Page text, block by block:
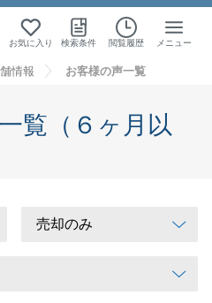
お気に入り 検索条件 閲覧履歴 メニュー
情報 お客様の声一覧
覧（６ヶ月以